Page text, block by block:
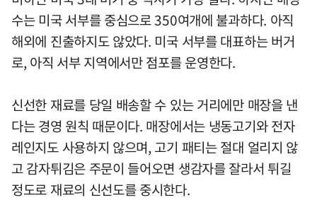
수는 미국 서부를 중심으로 350여개에 불과하다. 아직
해외에 진출하지도 않았다. 미국 서부를 대표하는 버거
로, 아직 서부 지역에서만 점포를 운영한다.
신선한 재료를 당일 배송할 수 있는 거리에만 매장을 낸
다는 경영 원칙 때문이다. 매장에서는 냉동고기와 전자
레인지도 사용하지 않으며, 고기 패티는 절대 얼리지 않
고 감자튀김은 주문이 들어오면 생감자를 잘라서 튀길
정도로 재료의 신선도를 중시한다.